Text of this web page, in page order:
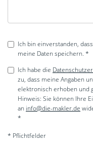
Ich bin einverstanden,
meine Daten speichern. *
Ich habe die
zu, dass meine Angaben
elektronisch erhoben und
Hinweis: Sie können Ihre
an info@die-makler.de
*
* Pflichtfelder